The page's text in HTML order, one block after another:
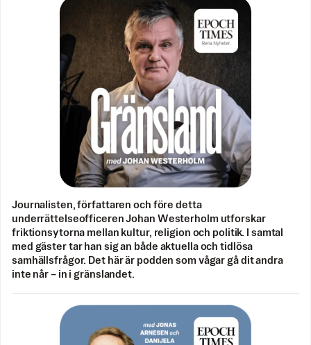
Journalisten, författaren och före detta
underrättelseofficeren Johan Westerholm utforskar
friktionsytorna mellan kultur, religion och politik. I samtal
med gäster tar han sig an både aktuella och tidlösa
samhällsfrågor. Det här är podden som vågar gå dit andra
inte når – in i gränslandet.